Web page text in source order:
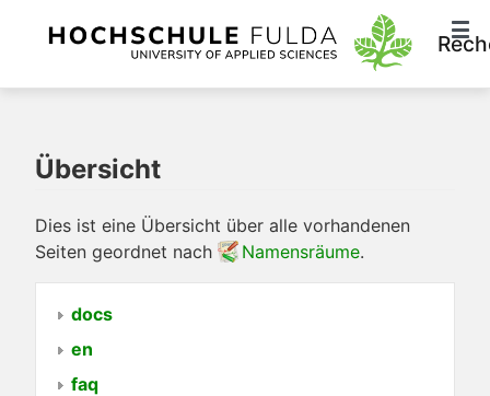
Übersicht
Dies ist eine Übersicht über alle vorhandenen
Seiten geordnet nach
Namensräume.
docs
en
faq